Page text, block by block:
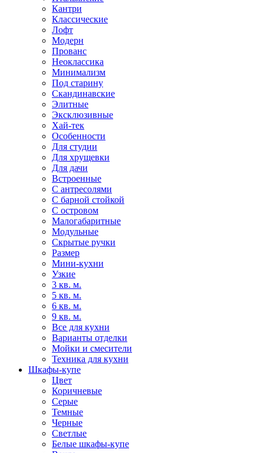
Кантри
Классические
Лофт
Модерн
Прованс
Неоклассика
Минимализм
Под старину
Скандинавские
Элитные
Эксклюзивные
Хай-тек
Особенности
Для студии
Для хрущевки
Для дачи
Встроенные
С антресолями
С барной стойкой
С островом
Малогабаритные
Модульные
Скрытые ручки
Размер
Мини-кухни
Узкие
3 кв. м.
5 кв. м.
6 кв. м.
9 кв. м.
Все для кухни
Варианты отделки
Мойки и смесители
Техника для кухни
Шкафы-купе
Цвет
Коричневые
Серые
Темные
Черные
Светлые
Белые шкафы-купе